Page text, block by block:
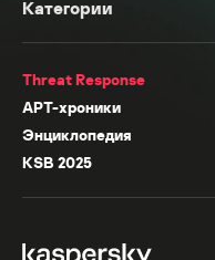
Категории
Threat Response
APT-хроники
Энциклопедия
KSB 2025